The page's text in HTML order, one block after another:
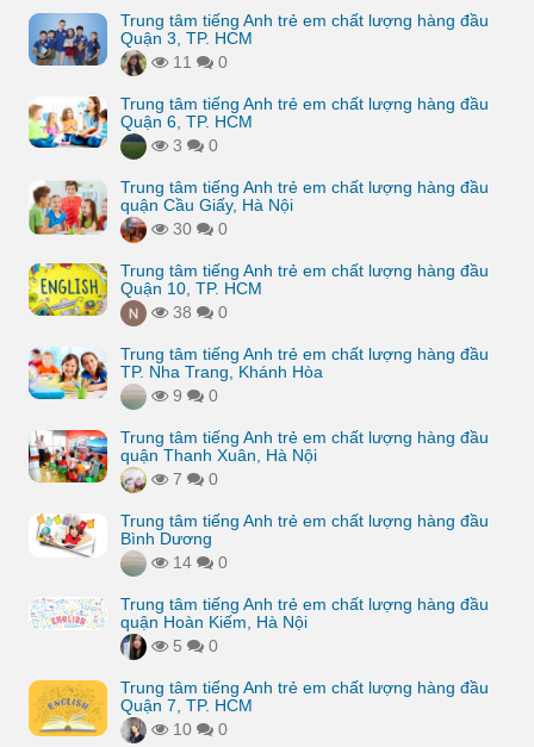
Trung tâm tiếng Anh trẻ em chất lượng hàng đầu
Quận 3, TP. HCM
11
0
Trung tâm tiếng Anh trẻ em chất lượng hàng đầu
Quận 6, TP. HCM
3
0
Trung tâm tiếng Anh trẻ em chất lượng hàng đầu
quận Cầu Giấy, Hà Nội
30
0
Trung tâm tiếng Anh trẻ em chất lượng hàng đầu
Quận 10, TP. HCM
38
0
Trung tâm tiếng Anh trẻ em chất lượng hàng đầu
TP. Nha Trang, Khánh Hòa
9
0
Trung tâm tiếng Anh trẻ em chất lượng hàng đầu
quận Thanh Xuân, Hà Nội
7
0
Trung tâm tiếng Anh trẻ em chất lượng hàng đầu
Bình Dương
14
0
Trung tâm tiếng Anh trẻ em chất lượng hàng đầu
quận Hoàn Kiếm, Hà Nội
5
0
Trung tâm tiếng Anh trẻ em chất lượng hàng đầu
Quận 7, TP. HCM
10
0